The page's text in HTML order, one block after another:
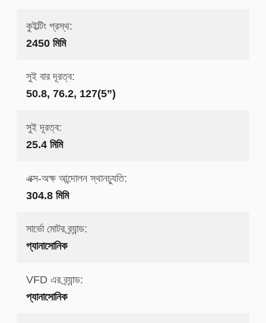
কুইল্টিং প্রস্থ:
2450 মিমি
সুই বার দূরত্ব:
50.8, 76.2, 127(5”)
সুই দূরত্ব:
25.4 মিমি
এক্স-অক্ষ আন্দোলন স্থানচ্যুতি:
304.8 মিমি
সার্ভো মোটর ব্র্যান্ড:
প্যানাসোনিক
VFD এর ব্র্যান্ড:
প্যানাসোনিক